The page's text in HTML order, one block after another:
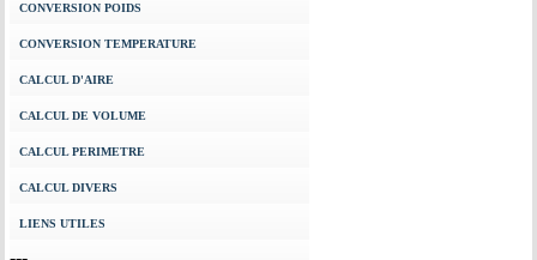
CONVERSION POIDS
CONVERSION TEMPERATURE
CALCUL D'AIRE
CALCUL DE VOLUME
CALCUL PERIMETRE
CALCUL DIVERS
LIENS UTILES